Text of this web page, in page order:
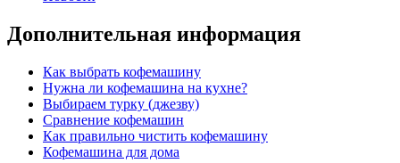
Дополнительная информация
Как выбрать кофемашину
Нужна ли кофемашина на кухне?
Выбираем турку (джезву)
Сравнение кофемашин
Как правильно чистить кофемашину
Кофемашина для дома